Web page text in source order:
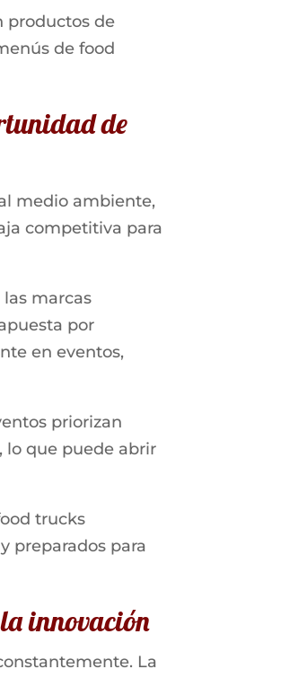
productos de
de food
de
medio ambiente,
competitiva para
marcas
por
en eventos,
priorizan
lo que puede abrir
trucks
preparados para
innovación
La